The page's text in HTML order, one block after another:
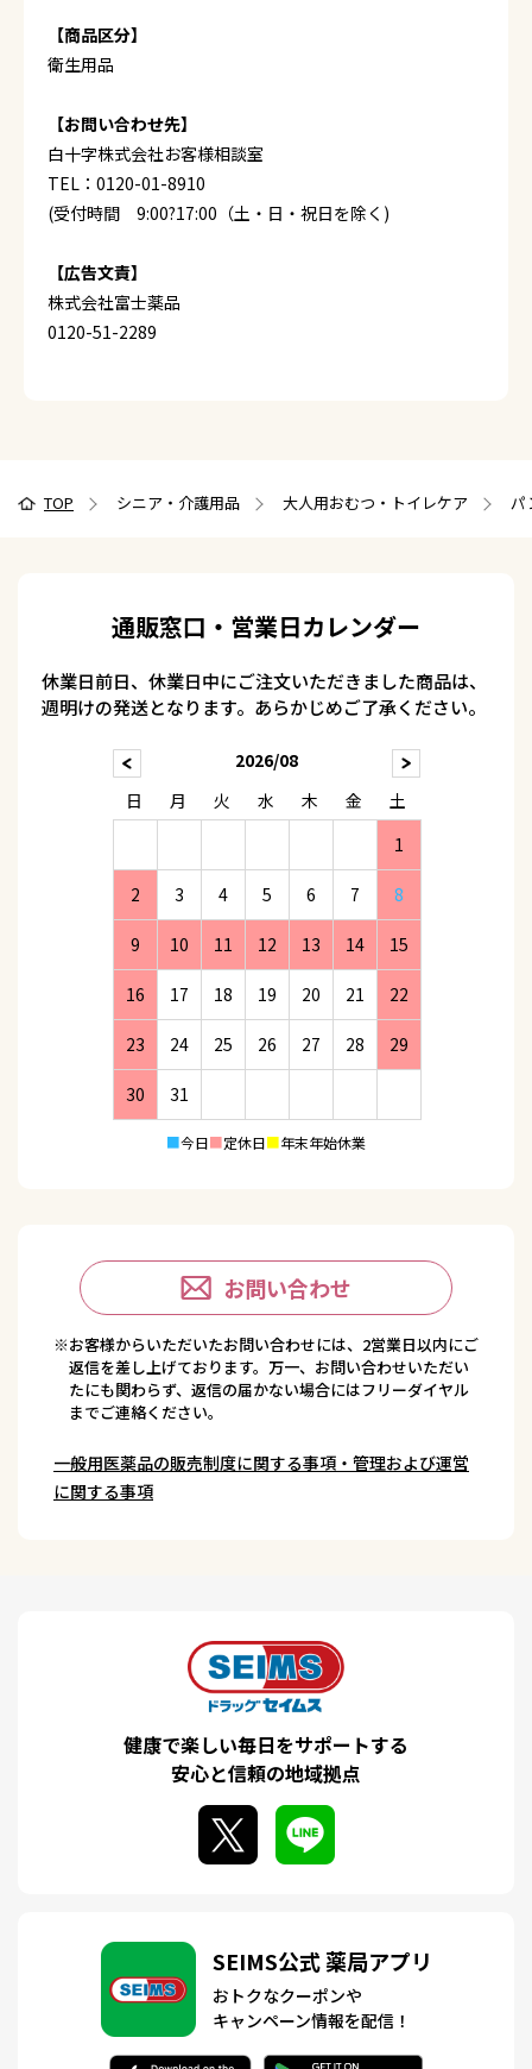
【商品区分】
衛生用品
【お問い合わせ先】
白十字株式会社お客様相談室
TEL：0120-01-8910
(受付時間 9:00?17:00（土・日・祝日を除く)
【広告文責】
株式会社富士薬品
0120-51-2289
TOP シニア・介護用品 大人用おむつ・トイレケア パ
通販窓口・営業日カレンダー
休業日前日、休業日中にご注文いただきました商品は、
週明けの発送となります。あらかじめご了承ください。
2026/08
日
月 火 水 木 金
土
1
2 3 4 5 6 7 8
9 10 11 12 13 14 15
16 17 18 19 20 21 22
23 24 25 26 27 28 29
30 31
■今日■定休日■年末年始休業
お問い合わせ
※お客様からいただいたお問い合わせには、2営業日以内にご
返信を差し上げております。万一、お問い合わせいただい
たにも関わらず、返信の届かない場合にはフリーダイヤル
までご連絡ください。
一般用医薬品の販売制度に関する事項・管理および運営
に関する事項
健康で楽しい毎日をサポートする
安心と信頼の地域拠点
SEIMS公式 薬局アプリ
おトクなクーポンや
キャンペーン情報を配信！